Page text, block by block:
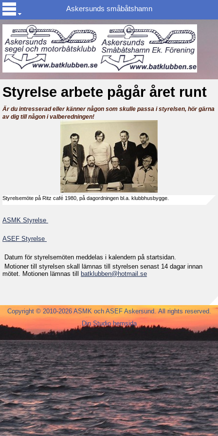
Askersunds småbåtshamn
Styrelse arbete pågår året runt
Är du intresserad eller känner någon som skulle passa i styrelsen, hör gärna
av dig till någon i valberedningen!
Styrelsemöte på Ritz café 1980, på dagordningen bl.a. klubbhusbygge.
ASMK Styrelse
ASEF Styrelse
Datum för styrelsemöten meddelas i kalendern på startsidan.
Motioner till styrelsen skall lämnas till styrelsen senast 14 dagar innan
mötet. Motionen lämnas till
batklubben@hotmail.se
Copyright © 2010-2026 ASMK och ASEF Askersund. All rights reserved.
Din Studio hemsida